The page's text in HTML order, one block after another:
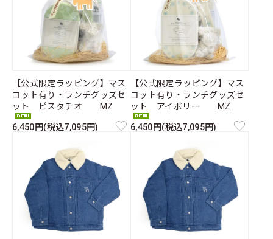
【公式限定ラッピング】マス
コット有り・ランチグッズセ
ット ピスタチオ MZ
6,450円(税込7,095円)
【公式限定ラッピング】マス
コット有り・ランチグッズセ
ット アイボリー MZ
6,450円(税込7,095円)